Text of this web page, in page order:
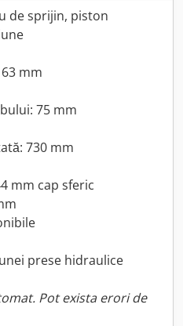
de sprijin, piston
mm
75 mm
730 mm
mm cap sferic
prese hidraulice
Pot exista erori de